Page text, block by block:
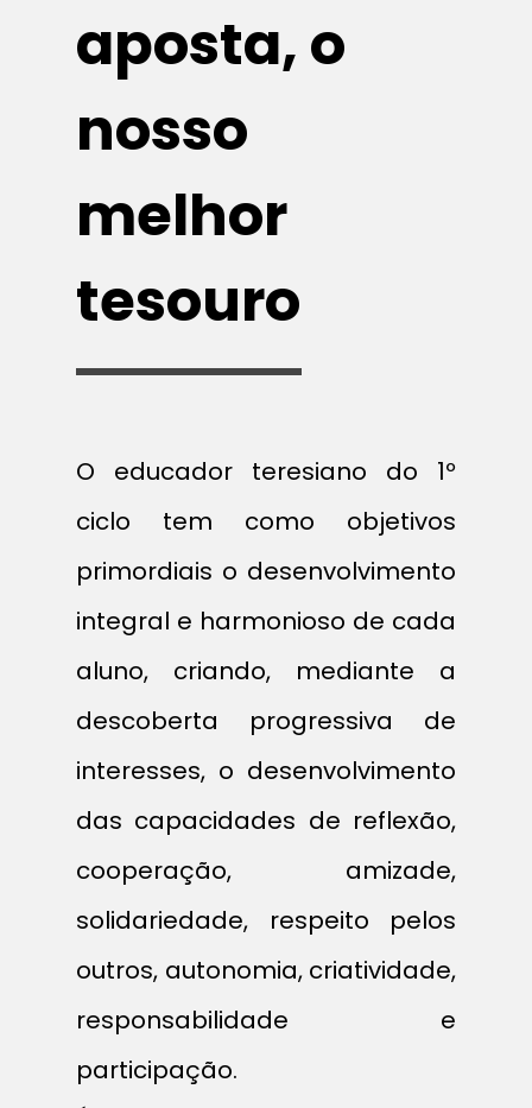
aposta, o
nosso
melhor
tesouro
O educador teresiano do 1º
ciclo tem como objetivos
primordiais o desenvolvimento
integral e harmonioso de cada
aluno, criando, mediante a
descoberta progressiva de
interesses, o desenvolvimento
das capacidades de reflexão,
cooperação, amizade,
solidariedade, respeito pelos
outros, autonomia, criatividade,
responsabilidade e
participação.